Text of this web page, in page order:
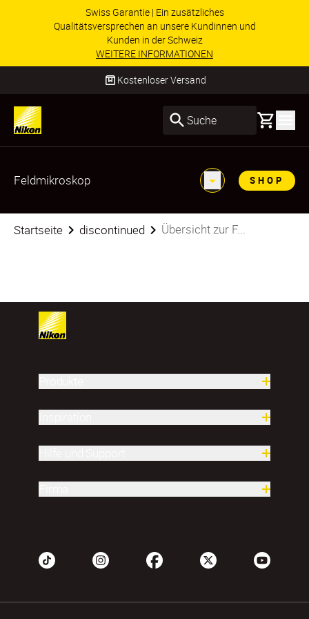
Swiss Garantie | Ein zusätzliches
Qualitätsversprechen an unsere Kundinnen und
Kunden in der Schweiz
WEITERE INFORMATIONEN
Kostenloser Versand
Suche Basket
Feldmikroskop SHOP
Startseite discontinued Übersicht zur F...